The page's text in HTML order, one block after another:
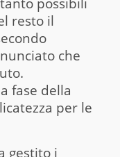
resto il
che
fase della
per le
gestito i